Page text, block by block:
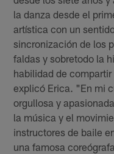
la danza desde el
artística con un
sincronización de los
faldas y sobretodo la
habilidad de
explicó Erica. "En mi
orgullosa y
la música y el
instructores de baile
una famosa